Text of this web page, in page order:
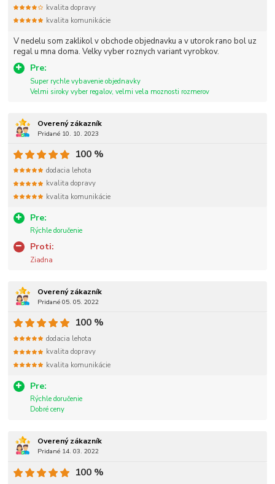
V nedelu som zaklikol v obchode objednavku a v utorok rano bol uz
regal u mna doma. Velky vyber roznych variant vyrobkov.
Pre:
Super rychle vybavenie objednavky
Velmi siroky vyber regalov, velmi vela moznosti rozmerov
kvalita dopravy
kvalita komunikácie
Overený zákazník
Pridané 10. 10. 2023
Pre:
Rýchle doručenie
Proti:
Ziadna
100 %
dodacia lehota
kvalita dopravy
kvalita komunikácie
Overený zákazník
Pridané 05. 05. 2022
Pre:
Rýchle doručenie
Dobré ceny
100 %
dodacia lehota
kvalita dopravy
kvalita komunikácie
Overený zákazník
Pridané 14. 03. 2022
100 %